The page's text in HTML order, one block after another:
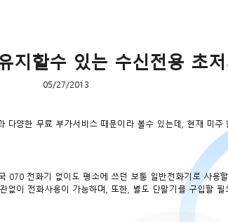
지할수 있는 수신전용 초
05/27/2013
양한 무료 부가서비스 때문이라 볼수 있는데, 현재 미주
070 전화기 없이도 평소에 쓰던 보통 일반전화기로 사용
이 전화사용이 가능하며, 또한, 별도 단말기를 구입할 필